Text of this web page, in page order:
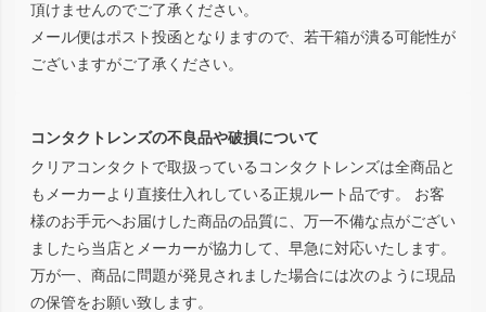
頂けませんのでご了承ください。
メール便はポスト投函となりますので、若干箱が潰る可能性が
ございますがご了承ください。
コンタクトレンズの不良品や破損について
クリアコンタクトで取扱っているコンタクトレンズは全商品と
もメーカーより直接仕入れしている正規ルート品です。 お客
様のお手元へお届けした商品の品質に、万一不備な点がござい
ましたら当店とメーカーが協力して、早急に対応いたします。
万が一、商品に問題が発見されました場合には次のように現品
の保管をお願い致します。